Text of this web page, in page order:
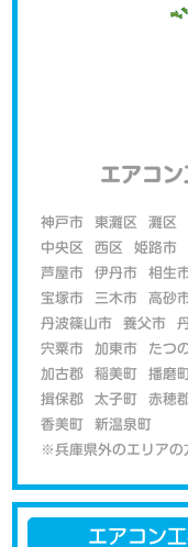
エアコ
神戸市 東灘区 灘区
中央区
西区 姫路市
芦屋市
伊丹市 相生
宝塚市
三木市 高砂
丹波篠山市
養父市
宍粟市
加東市 たつ
加古郡
稲美町 播磨
揖保郡
太子町 赤穂
香美町
新温泉町
※兵庫県外のエリアの
エアコン